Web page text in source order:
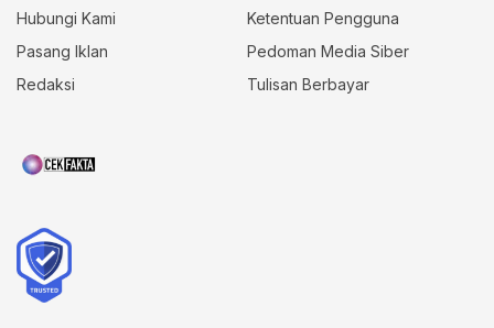
Hubungi Kami
Ketentuan Pengguna
Pasang Iklan
Pedoman Media Siber
Redaksi
Tulisan Berbayar